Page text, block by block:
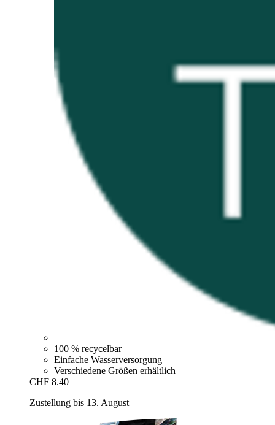
100 % recycelbar
Einfache Wasserversorgung
Verschiedene Größen erhältlich
CHF 8.40
Zustellung bis 13. August